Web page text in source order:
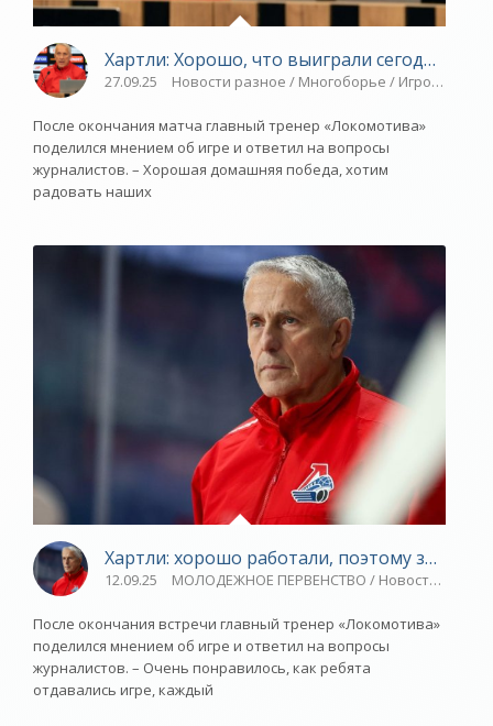
Хартли: Хорошо, что выиграли сегодня -
27.09.25 Новости разное / Многоборье / Игровые
После окончания матча главный тренер «Локомотива»
поделился мнением об игре и ответил на вопросы
журналистов. – Хорошая домашняя победа, хотим
радовать наших
Хартли: хорошо работали, поэтому
12.09.25 МОЛОДЕЖНОЕ ПЕРВЕНСТВО / Новости разное
После окончания встречи главный тренер «Локомотива»
поделился мнением об игре и ответил на вопросы
журналистов. – Очень понравилось, как ребята
отдавались игре, каждый